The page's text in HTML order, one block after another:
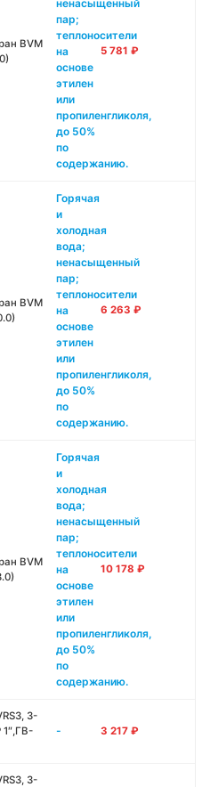
BVM
ненасыщенный
пар;
теплоносители
на
основе
этилен
или
пропиленгликоля,
до 50%
по
содержанию.
5 781 ₽
BVM
Горячая
и
холодная
вода;
ненасыщенный
пар;
теплоносители
на
основе
этилен
или
пропиленгликоля,
до 50%
по
содержанию.
6 263 ₽
BVM
Горячая
и
холодная
вода;
ненасыщенный
пар;
теплоносители
на
основе
этилен
или
пропиленгликоля,
до 50%
по
содержанию.
10 178 ₽
3-
1″,ГВ-
- 3 217 ₽
3-